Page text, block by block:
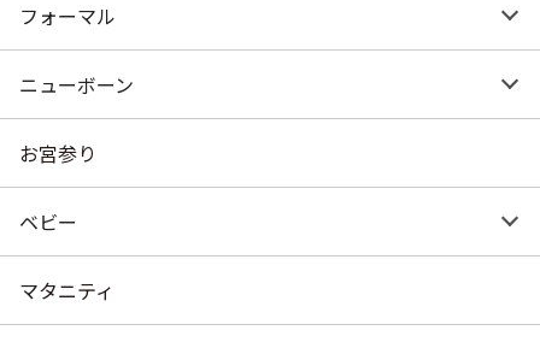
フォーマル
ニューボーン
お宮参り
ベビー
マタニティ